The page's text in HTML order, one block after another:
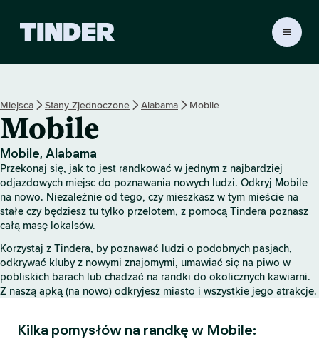
r
o
n
a
g
w
n
a
Miejsca Stany Zjednoczone Alabama Mobile
Mobile
Mobile, Alabama
Przekonaj się, jak to jest randkować w jednym z najbardziej
odjazdowych miejsc do poznawania nowych ludzi. Odkryj Mobile
na nowo. Niezależnie od tego, czy mieszkasz w tym mieście na
stałe czy będziesz tu tylko przelotem, z pomocą Tindera poznasz
całą masę lokalsów.
Korzystaj z Tindera, by poznawać ludzi o podobnych pasjach,
odkrywać kluby z nowymi znajomymi, umawiać się na piwo w
pobliskich barach lub chadzać na randki do okolicznych kawiarni.
Z naszą apką (na nowo) odkryjesz miasto i wszystkie jego atrakcje.
Kilka pomysłów na randkę w Mobile: